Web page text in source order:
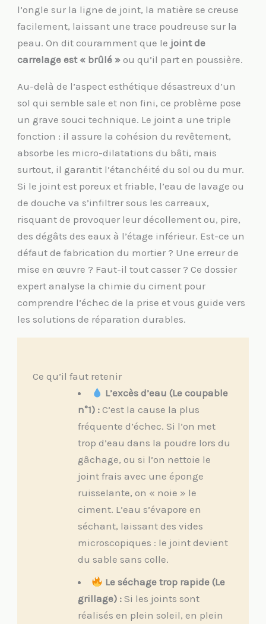
l’ongle sur la ligne de joint, la matière se creuse
facilement, laissant une trace poudreuse sur la
peau. On dit couramment que le joint de
carrelage est « brûlé » ou qu’il part en poussière.
Au-delà de l’aspect esthétique désastreux d’un
sol qui semble sale et non fini, ce problème pose
un grave souci technique. Le joint a une triple
fonction : il assure la cohésion du revêtement,
absorbe les micro-dilatations du bâti, mais
surtout, il garantit l’étanchéité du sol ou du mur.
Si le joint est poreux et friable, l’eau de lavage ou
de douche va s’infiltrer sous les carreaux,
risquant de provoquer leur décollement ou, pire,
des dégâts des eaux à l’étage inférieur. Est-ce un
défaut de fabrication du mortier ? Une erreur de
mise en œuvre ? Faut-il tout casser ? Ce dossier
expert analyse la chimie du ciment pour
comprendre l’échec de la prise et vous guide vers
les solutions de réparation durables.
Ce qu’il faut retenir
L’excès d’eau (Le coupable
n°1) :C’est la cause la plus
fréquente d’échec. Si l’on met
trop d’eau dans la poudre lors du
gâchage, ou si l’on nettoie le
joint frais avec une éponge
ruisselante, on « noie » le
ciment. L’eau s’évapore en
séchant, laissant des vides
microscopiques : le joint devient
du sable sans colle.
Le séchage trop rapide (Le
grillage) :Si les joints sont
réalisés en plein soleil, en plein